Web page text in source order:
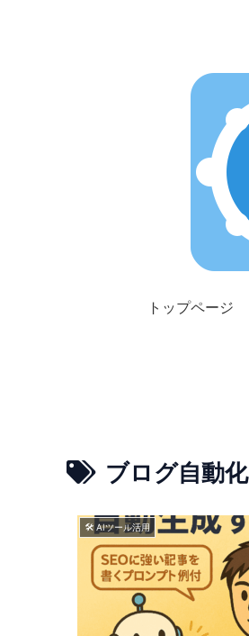
トップページ
ブログ自動化
🛠 AIツール活用